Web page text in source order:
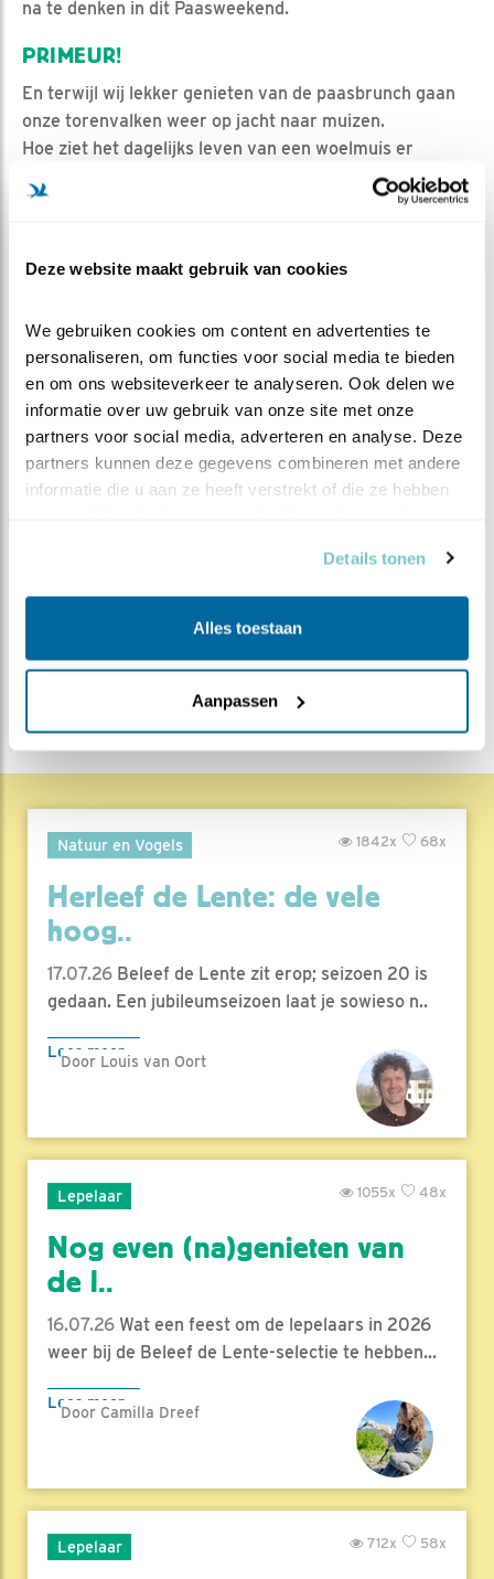
Deze website maakt gebruik van cookies
We gebruiken cookies om content en advertenties te
personaliseren, om functies voor social media te bieden
en om ons websiteverkeer te analyseren. Ook delen we
informatie over uw gebruik van onze site met onze
partners voor social media, adverteren en analyse. Deze
partners kunnen deze gegevens combineren met andere
informatie die u aan ze heeft verstrekt of die ze hebben
Details tonen
Alles toestaan
Aanpassen
na te denken in dit Paasweekend.
PRIMEUR!
En terwijl wij lekker genieten van de paasbrunch gaan
onze torenvalken weer op jacht naar muizen.
Hoe ziet het dagelijks leven van een woelmuis er
eigenlijk uit? Daar gaan we komende week meer over
te weten komen!
Beleef de Lente, mis het niet!
Bronnen voor dit weblog
- Spirituele betekenis van de torenvalk
https://zensitivity.nl/spirituele-betekenis-van-de-
torenvalk/
- Wat is een totemdier
https://nl.wikipedia.org/wiki/Totemdier
Vind ik leuk
Torenvalk
Alle Beleef de
DEEL DIT BERICHT
Natuur en Vogels 68x
1842x
Herleef de Lente: de vele
hoog..
17.07.26 Beleef de Lente zit erop; seizoen 20 is
gedaan. Een jubileumseizoen laat je sowieso n..
Lees meer
Door Louis van Oort
Lepelaar 48x
1055x
Nog even (na)genieten van
de l..
16.07.26 Wat een feest om de lepelaars in 2026
weer bij de Beleef de Lente-selectie te hebben...
Lees meer
Door Camilla Dreef
Lepelaar 58x
712x